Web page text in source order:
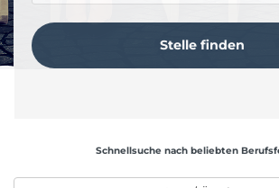
Schnellsuche nach beliebten